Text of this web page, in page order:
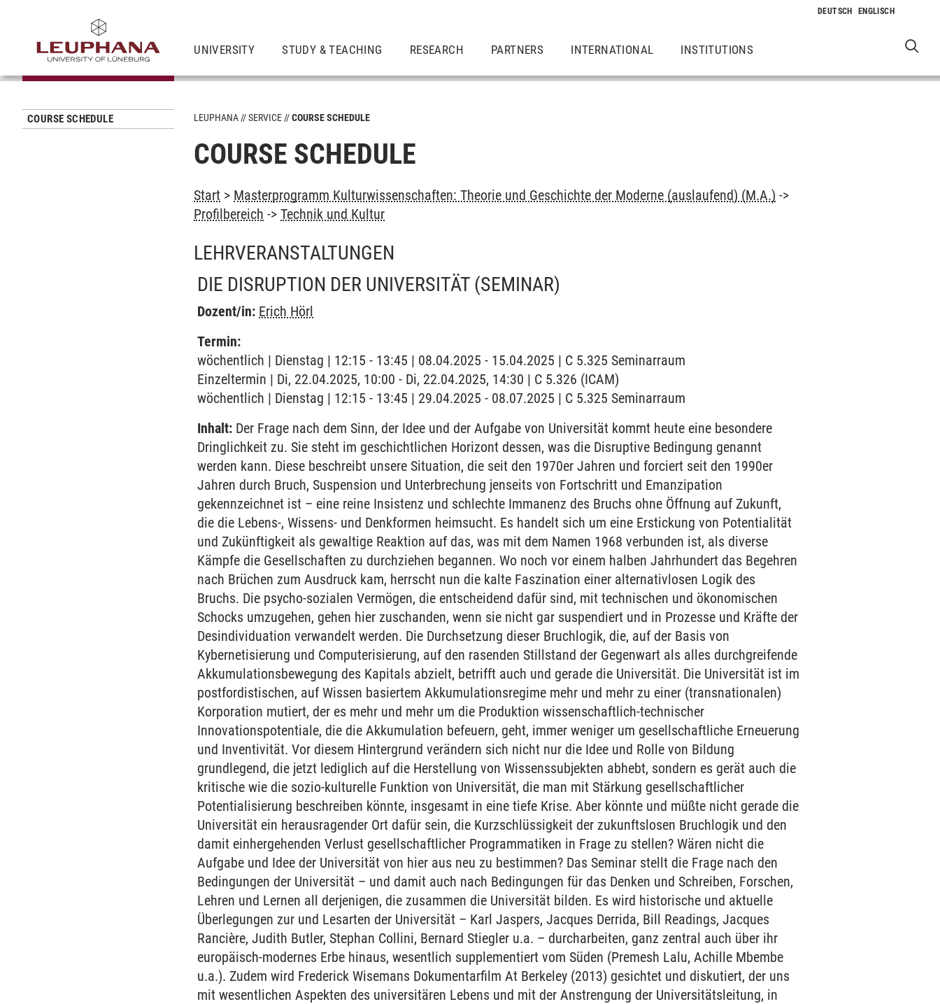
UNIVERSITY STUDY & TEACHING RESEARCH PARTNERS INTERNATIONAL INSTITUTIONS
COURSE SCHEDULE LEUPHANA SERVICE COURSE SCHEDULE
COURSE SCHEDULE
Start > Masterprogramm Kulturwissenschaften: Theorie und Geschichte der Moderne (auslaufend) (M.A.) ->
Profilbereich ->Technik und Kultur
LEHRVERANSTALTUNGEN
DIE DISRUPTION DER UNIVERSITÄT (SEMINAR)
Dozent/in: Erich Hörl
Termin:
wöchentlich | Dienstag | 12:15 - 13:45 | 08.04.2025 - 15.04.2025 | C 5.325 Seminarraum
Einzeltermin | Di, 22.04.2025, 10:00 - Di, 22.04.2025, 14:30 | C 5.326 (ICAM)
wöchentlich | Dienstag | 12:15 - 13:45 | 29.04.2025 - 08.07.2025 | C 5.325 Seminarraum
Inhalt: Der Frage nach dem Sinn, der Idee und der Aufgabe von Universität kommt heute eine besondere
Dringlichkeit zu. Sie steht im geschichtlichen Horizont dessen, was die Disruptive Bedingung genannt
werden kann. Diese beschreibt unsere Situation, die seit den 1970er Jahren und forciert seit den 1990er
Jahren durch Bruch, Suspension und Unterbrechung jenseits von Fortschritt und Emanzipation
gekennzeichnet ist – eine reine Insistenz und schlechte Immanenz des Bruchs ohne Öffnung auf Zukunft,
die die Lebens-, Wissens- und Denkformen heimsucht. Es handelt sich um eine Erstickung von Potentialität
und Zukünftigkeit als gewaltige Reaktion auf das, was mit dem Namen 1968 verbunden ist, als diverse
Kämpfe die Gesellschaften zu durchziehen begannen. Wo noch vor einem halben Jahrhundert das Begehren
nach Brüchen zum Ausdruck kam, herrscht nun die kalte Faszination einer alternativlosen Logik des
Bruchs. Die psycho-sozialen Vermögen, die entscheidend dafür sind, mit technischen und ökonomischen
Schocks umzugehen, gehen hier zuschanden, wenn sie nicht gar suspendiert und in Prozesse und Kräfte der
Desindividuation verwandelt werden. Die Durchsetzung dieser Bruchlogik, die, auf der Basis von
Kybernetisierung und Computerisierung, auf den rasenden Stillstand der Gegenwart als alles durchgreifende
Akkumulationsbewegung des Kapitals abzielt, betrifft auch und gerade die Universität. Die Universität ist im
postfordistischen, auf Wissen basiertem Akkumulationsregime mehr und mehr zu einer (transnationalen)
Korporation mutiert, der es mehr und mehr um die Produktion wissenschaftlich-technischer
Innovationspotentiale, die die Akkumulation befeuern, geht, immer weniger um gesellschaftliche Erneuerung
und Inventivität. Vor diesem Hintergrund verändern sich nicht nur die Idee und Rolle von Bildung
grundlegend, die jetzt lediglich auf die Herstellung von Wissenssubjekten abhebt, sondern es gerät auch die
kritische wie die sozio-kulturelle Funktion von Universität, die man mit Stärkung gesellschaftlicher
Potentialisierung beschreiben könnte, insgesamt in eine tiefe Krise. Aber könnte und müßte nicht gerade die
Universität ein herausragender Ort dafür sein, die Kurzschlüssigkeit der zukunftslosen Bruchlogik und den
damit einhergehenden Verlust gesellschaftlicher Programmatiken in Frage zu stellen? Wären nicht die
Aufgabe und Idee der Universität von hier aus neu zu bestimmen? Das Seminar stellt die Frage nach den
Bedingungen der Universität – und damit auch nach Bedingungen für das Denken und Schreiben, Forschen,
Lehren und Lernen all derjenigen, die zusammen die Universität bilden. Es wird historische und aktuelle
Überlegungen zur und Lesarten der Universität – Karl Jaspers, Jacques Derrida, Bill Readings, Jacques
Rancière, Judith Butler, Stephan Collini, Bernard Stiegler u.a. – durcharbeiten, ganz zentral auch über ihr
europäisch-modernes Erbe hinaus, wesentlich supplementiert vom Süden (Premesh Lalu, Achille Mbembe
u.a.). Zudem wird Frederick Wisemans Dokumentarfilm At Berkeley (2013) gesichtet und diskutiert, der uns
mit wesentlichen Aspekten des universitären Lebens und mit der Anstrengung der Universitätsleitung, in